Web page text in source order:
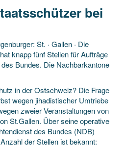
bei
St. · Gallen · Die
knapp fünf Stellen für Aufträge
Bundes. Die Nachbarkantone
in der Ostschweiz? Die Frage
wegen jihadistischer Umtriebe
zweier Veranstaltungen von
St.Gallen. Über seine operative
des Bundes (NDB)
der Stellen ist bekannt: